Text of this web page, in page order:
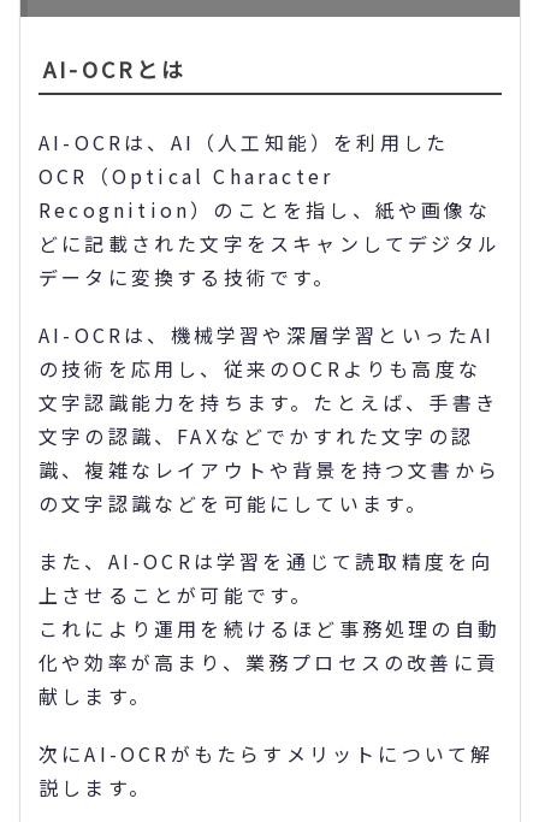
AI-OCRとは
AI-OCRは、AI（人工知能）を利用した
OCR（Optical Character
Recognition）のことを指し、紙や画像な
どに記載された文字をスキャンしてデジタル
データに変換する技術です。
AI-OCRは、機械学習や深層学習といったAI
の技術を応用し、従来のOCRよりも高度な
文字認識能力を持ちます。たとえば、手書き
文字の認識、FAXなどでかすれた文字の認
識、複雑なレイアウトや背景を持つ文書から
の文字認識などを可能にしています。
また、AI-OCRは学習を通じて読取精度を向
上させることが可能です。
これにより運用を続けるほど事務処理の自動
化や効率が高まり、業務プロセスの改善に貢
献します。
次にAI-OCRがもたらすメリットについて解
説します。